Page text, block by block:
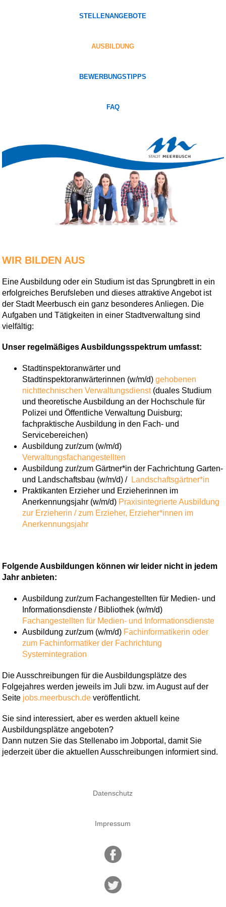
STELLENANGEBOTE
AUSBILDUNG
BEWERBUNGSTIPPS
FAQ
WIR BILDEN AUS
Eine Ausbildung oder ein Studium ist das Sprungbrett in ein
erfolgreiches Berufsleben und dieses attraktive Angebot ist
der Stadt Meerbusch ein ganz besonderes Anliegen. Die
Aufgaben und Tätigkeiten in einer Stadtverwaltung sind
vielfältig:
Unser regelmäßiges Ausbildungsspektrum umfasst:
Stadtinspektoranwärter und
Stadtinspektoranwärterinnen (w/m/d)gehobenen
nichttechnischen Verwaltungsdienst(duales Studium
und theoretische Ausbildung an der Hochschule für
Polizei und Öffentliche Verwaltung Duisburg;
fachpraktische Ausbildung in den Fach- und
Servicebereichen)
Ausbildung zur/zum (w/m/d)
Verwaltungsfachangestellten
Ausbildung zur/zum Gärtner*in der Fachrichtung Garten-
und Landschaftsbau (w/m/d) / Landschaftsgärtner*in
Praktikanten Erzieher und Erzieherinnen im
Anerkennungsjahr (w/m/d) Praxisintegrierte Ausbildung
zur Erzieherin / zum Erzieher, Erzieher*innen im
Anerkennungsjahr
Folgende Ausbildungen können wir leider nicht in jedem
Jahr anbieten:
Ausbildung zur/zum Fachangestellten für Medien- und
Informationsdienste / Bibliothek (w/m/d)
Fachangestellten für Medien- und Informationsdienste
Ausbildung zur/zum (w/m/d) Fachinformatikerin oder
zum Fachinformatiker der Fachrichtung
Systemintegration
Die Ausschreibungen für die Ausbildungsplätze des
Folgejahres werden jeweils im Juli bzw. im August auf der
Seite jobs.meerbusch.de veröffentlicht.
Sie sind interessiert, aber es werden aktuell keine
Ausbildungsplätze angeboten?
Dann nutzen Sie das Stellenabo im Jobportal, damit Sie
jederzeit über die aktuellen Ausschreibungen informiert sind.
Datenschutz
Impressum